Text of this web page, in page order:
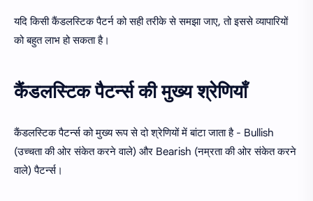
यदि किसी कैंडलस्टिक पैटर्न को सही तरीके से समझा जाए, तो इससे व्यापारियों
को बहुत लाभ हो सकता है।
कैंडलस्टिक पैटर्न्स की मुख्य श्रेणियाँ
कैंडलस्टिक पैटर्न्स को मुख्य रूप से दो श्रेणियों में बांटा जाता है - Bullish
(उच्चता की ओर संकेत करने वाले) और Bearish (नम्रता की ओर संकेत करने
वाले) पैटर्न्स।